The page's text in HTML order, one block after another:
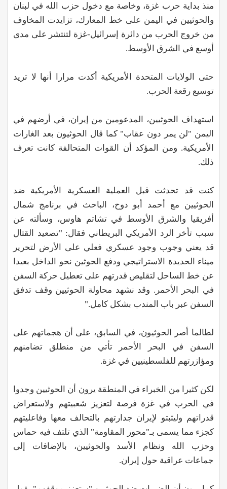
منذ بداية حرب غزة، وخاصة مع دخول حزب الله في لبنان
والحوثيين في اليمن على خط المعارك، تزايدت المخاوف
من خروج الحرب من دائرة إسرائيل-غزة لتنتشر على مدى
أوسع في الشرق الأوسط.
حتى الولايات المتحدة الأمريكية أكدت مرارا أنها لا تريد
توسيع رقعة الحرب.
استهداف الحوثيين، المدعومين من إيران، في أرضهم في
اليمن "لن يمر دون عقاب" كما قال الحوثيون بعد الغارات
الأمريكية. ومن المؤكد أن القوات المتحالفة كانت تعرف
ذلك.
كنت قد تحدثت قبل العملية العسكرية الأمريكية ضد
الحوثيين مع أحمد أبو دوح، الباحث في برنامج شمال
أفريقيا والشرق الأوسط في تشاتم هاوس، وسألته عن
سبب تأخر الرد الأمريكي البريطاني فقال: "تصعيد القتال
قد يعني وجوب وجود عسكري فعلي على الأرض لتحرير
ميناء الحديدة الاستراتيجي ودفع الحوثين نحو الداخل بعيدا
عن خط الساحل لتقليص قدرتهم على تعطيل حركة السفن
في البحر الأحمر. وقد نشهد محاولة الحوثيين وقف تدفق
السفن عبر باب المندب بشكل كامل."
لطالما أصر الحوثيون، في السابق، على أن هجماتهم على
السفن في البحر الأحمر تأتي من منطلق تضامنهم
ومؤازرتهم للفلسطينيين في غزة.
لكن كثيرا من الخبراء في المنطقة يرون أن الحوثيين وجدوا
في الحرب في غزة فرصة لتعزيز شعبيتهم ولاستعراض
قدراتهم وليثبتو لإيران جدارتهم بالتحالف معها وفاعليتهم
كجزء مما يسمى بـ"محور المقاومة" الذي تلتف فيه حماس
وحزب الله ونظام الأسد والحوثيين، بالإضافات إلى
جماعات عراقية حول إيران.